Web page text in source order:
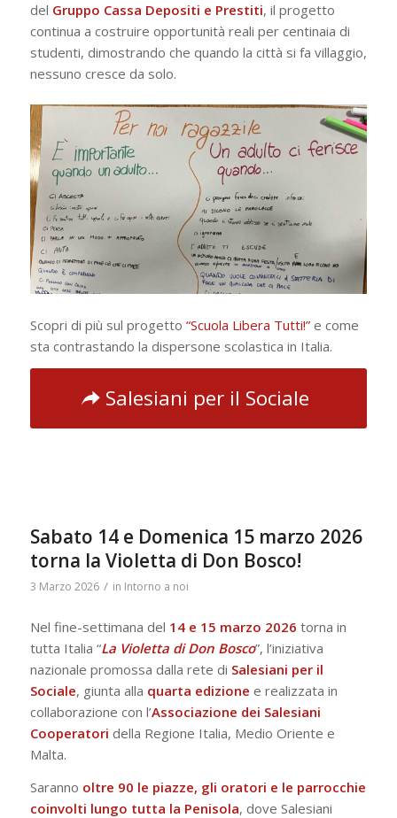
del Gruppo Cassa Depositi e Prestiti, il progetto
continua a costruire opportunità reali per centinaia di
studenti, dimostrando che quando la città si fa villaggio,
nessuno cresce da solo.
Scopri di più sul progetto “Scuola Libera Tutti!”e come
sta contrastando la dispersone scolastica in Italia.
Salesiani per il Sociale
Sabato 14 e Domenica 15 marzo 2026
torna la Violetta di Don Bosco!
3 Marzo 2026 / in Intorno a noi
Nel fine-settimana del 14 e 15 marzo 2026 torna in
tutta Italia “La Violetta di Don Bosco”, l’iniziativa
nazionale promossa dalla rete di Salesiani per il
Sociale, giunta alla quarta edizione e realizzata in
collaborazione con l’Associazione dei Salesiani
Cooperatori della Regione Italia, Medio Oriente e
Malta.
Saranno oltre 90 le piazze, gli oratori e le parrocchie
coinvolti lungo tutta la Penisola, dove Salesiani